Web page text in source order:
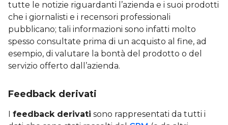
tutte le notizie riguardanti l’azienda e i suoi prodotti
che i giornalisti e i recensori professionali
pubblicano; tali informazioni sono infatti molto
spesso consultate prima di un acquisto al fine, ad
esempio, di valutare la bontà del prodotto o del
servizio offerto dall’azienda.
Feedback derivati
I feedback derivati sono rappresentati da tutti i